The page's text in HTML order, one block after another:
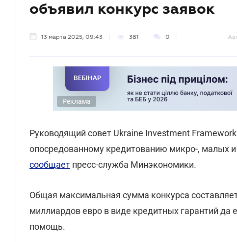
объявил конкурс заявок
13 марта 2025, 09:43 381 0
Реклама
Руководящий совет Ukraine Investment
опосредованному кредитованию микро-, малых
сообщает пресс-служба Минэкономики.
Общая максимальная сумма конкурса
миллиардов евро в виде кредитных гарантий да
помощь.